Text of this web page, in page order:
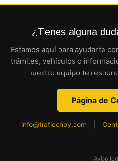
¿Tienes alguna
Estamos aquí para ayudarte
trámites, vehículos o
nuestro equipo te
Página de
info@traficohoy.com
Aviso